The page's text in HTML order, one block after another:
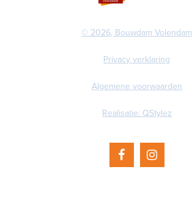
© 2026, Bouwdam Volendam
Privacy verklaring
Algemene voorwaarden
Realisatie: QStylez